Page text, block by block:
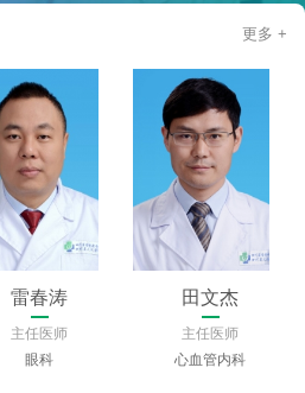
更多 +
郭姝瑾
主任医师
健康管理中心
钟萍
主任医师
省老年医学中心